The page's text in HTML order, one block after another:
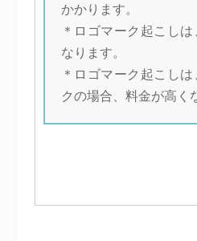
かかります。
＊ロゴマーク起こし
なります。
＊ロゴマーク起こし
クの場合、料金が高く